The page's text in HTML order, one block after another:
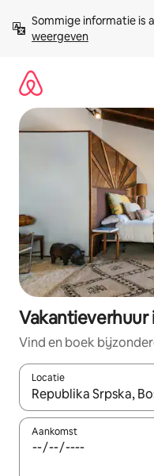
direct
naar
Sommige informatie is
weergeven
Vakantieverhuur
Vind en boek
Locatie
Wanneer er
Aankomst